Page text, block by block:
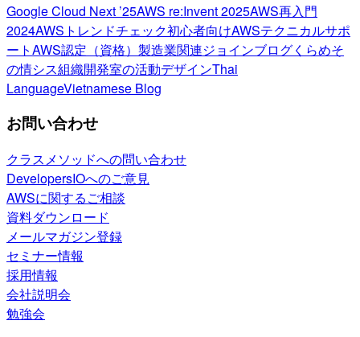
Google Cloud Next ’25AWS re:Invent 2025AWS再入門
2024AWSトレンドチェック初心者向けAWSテクニカルサポ
ートAWS認定（資格） 製造業関連ジョインブログくらめそ
の情シス組織開発室の活動デザインThai
LanguageVietnamese Blog
お問い合わせ
クラスメソッドへの問い合わせ
DevelopersIOへのご意見
AWSに関するご相談
資料ダウンロード
メールマガジン登録
セミナー情報
採用情報
会社説明会
勉強会